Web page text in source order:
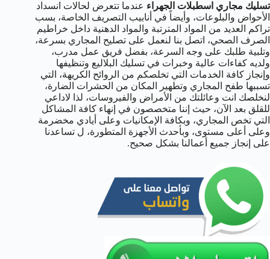
تسليك مجاري اسطبلات الجهراء عندما تتعرض لحالات انسداد
الأحواض والبلوعات، وأيضاً في أنابيب التصريف الخاصة، بسب
تراكم العديد من المواد المترتبة والمواد الدهنية داخل خراطيم
الصرف الصحي، اتصل بنا لنعمل على تصليح المجاري بسرعة،
وتلبية طلبك على وجه السرعة، بفضل فريق عمل مدرب،
ولديه كفاءات عالية وخبرات في تسليك البلاليع وتنظيفها
وإنجاز كافة الخدمات التي تخلصكم من الروائح الكريهة، التي
تسببها طفح المجاري وتطهير المكان من الحشرات الضارة،
لنخلصك انت وعائلتك من الأمراض والفيروسات، لذا لاداعي
للقلق بعد الآن، حيث إننا متخصصون في إنهاء كافة المشاكل
التي تخص المجاري، وبكافة الإمكانيات وعلى أيادي مخضرمة
وعلى أعلى مستوى، وبأحدث الأجهزة المتطورة، ل تساعدنا
على إنجاز جميع أعمالنا بشكل صحيح.